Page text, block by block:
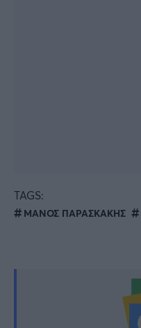
TAGS:
ΜΑΝΟΣ ΠΑΡΑΣΚΑΚΗΣ